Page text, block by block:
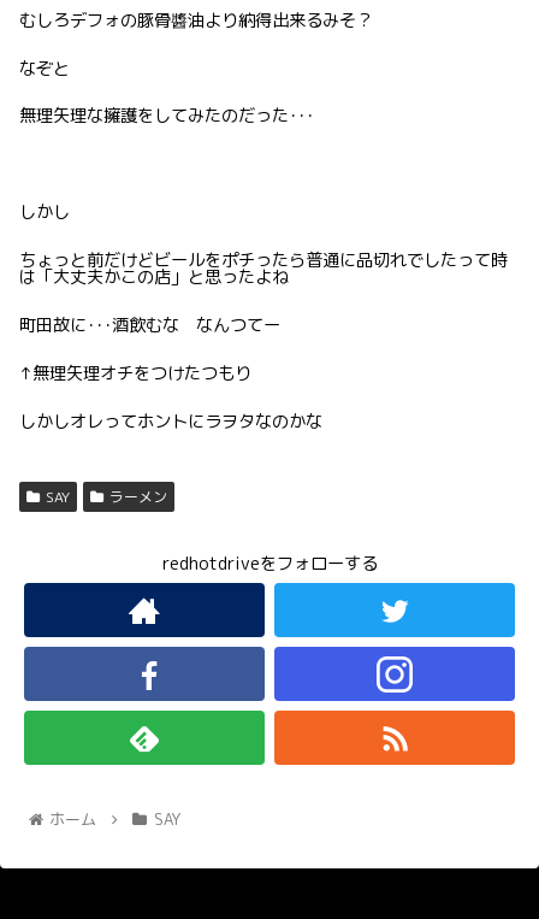
むしろデフォの豚骨醬油より納得出来るみそ？
なぞと
無理矢理な擁護をしてみたのだった･･･
しかし
ちょっと前だけどビールをポチったら普通に品切れでしたって時
は「大丈夫かこの店」と思ったよね
町田故に･･･酒飲むな なんつてー
↑無理矢理オチをつけたつもり
しかしオレってホントにラヲタなのかな
SAY ラーメン
redhotdriveをフォローする
ホーム SAY